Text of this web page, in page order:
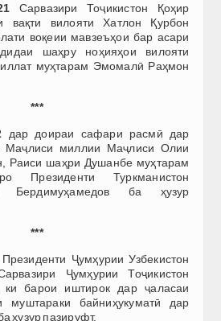
Сарвазири Тоҷикистон Қоҳир
вақти вилояти Хатлон Қурбон
воқеии мавзеъҳои бар асари
шаҳру ноҳияҳои вилояти
муҳтарам Эмомалӣ Раҳмон
***
дар доираи сафари расмӣ дар
Маҷлиси миллии Маҷлиси Олии
Раиси шаҳри Душанбе муҳтарам
Президенти Туркманистон
Бердимуҳамедов ба ҳузур
***
Президенти Ҷумҳурии Узбекистон
Ҷумҳурии Тоҷикистон
ки барои иштирок дар ҷаласаи
муштараки байниҳукуматӣ дар
ҳузур пазируфт.